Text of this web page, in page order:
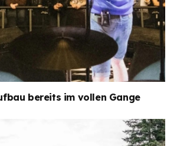
bereits im vollen Gange